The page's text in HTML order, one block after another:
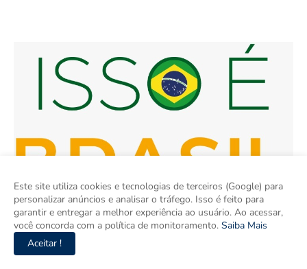
Este site utiliza cookies e tecnologias de terceiros (Google) para
personalizar anúncios e analisar o tráfego. Isso é feito para
garantir e entregar a melhor experiência ao usuário. Ao acessar,
você concorda com a política de monitoramento. Saiba Mais
Aceitar !